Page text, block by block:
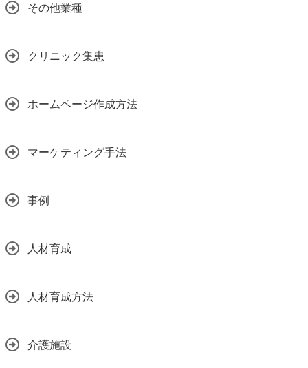
その他業種
クリニック集患
ホームページ作成方法
マーケティング手法
事例
人材育成
人材育成方法
介護施設